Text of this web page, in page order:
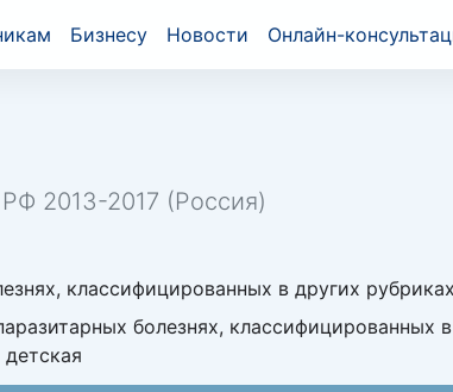
Бизнесу Новости Онлайн-
2013-2017 (Россия)
классифицированных в других
болезнях, классифицированных